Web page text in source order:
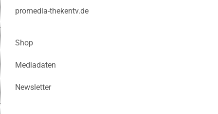
promedia-thekentv.de
Shop
Mediadaten
Newsletter